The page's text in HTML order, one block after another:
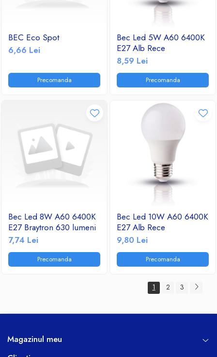
BEC Eco Spot
6,66 Lei
Precomanda
Bec Led 5W A60 6400K
E27 Alb Rece
8,59 Lei
Precomanda
Bec Led 8W A60 6400K
E27 Braytron 630 lumeni
7,74 Lei
Precomanda
Bec Led 10W A60 6400K
E27 Alb Rece
9,80 Lei
Precomanda
1 2 3
Magazinul meu